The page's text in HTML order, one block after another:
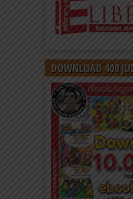
DOWNLOAD 400